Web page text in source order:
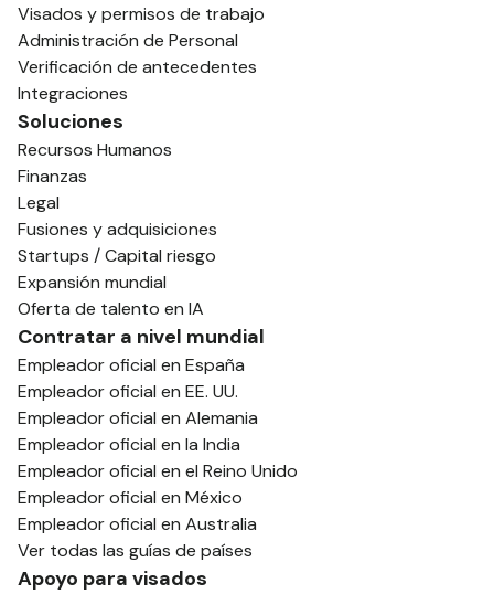
Visados y permisos de trabajo
Administración de Personal
Verificación de antecedentes
Integraciones
Soluciones
Recursos Humanos
Finanzas
Legal
Fusiones y adquisiciones
Startups / Capital riesgo
Expansión mundial
Oferta de talento en IA
Contratar a nivel mundial
Empleador oficial en España
Empleador oficial en EE. UU.
Empleador oficial en Alemania
Empleador oficial en la India
Empleador oficial en el Reino Unido
Empleador oficial en México
Empleador oficial en Australia
Ver todas las guías de países
Apoyo para visados